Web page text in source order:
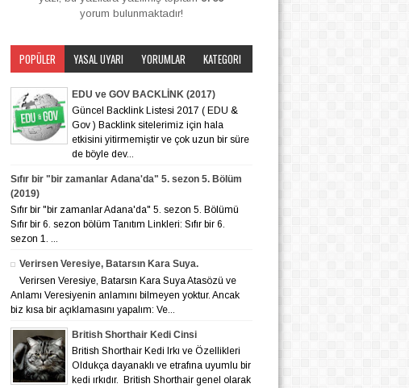
yorum bulunmaktadır!
POPÜLER YASAL UYARI YORUMLAR KATEGORI
EDU ve GOV BACKLİNK (2017)
Güncel Backlink Listesi 2017 ( EDU &
Gov ) Backlink sitelerimiz için hala
etkisini yitirmemiştir ve çok uzun bir süre
de böyle dev...
Sıfır bir "bir zamanlar Adana'da" 5. sezon 5. Bölüm
(2019)
Sıfır bir "bir zamanlar Adana'da" 5. sezon 5. Bölümü
Sıfır bir 6. sezon bölüm Tanıtım Linkleri: Sıfır bir 6.
sezon 1. ...
Verirsen Veresiye, Batarsın Kara Suya.
Verirsen Veresiye, Batarsın Kara Suya Atasözü ve
Anlamı Veresiyenin anlamını bilmeyen yoktur. Ancak
biz kısa bir açıklamasını yapalım: Ve...
British Shorthair Kedi Cinsi
British Shorthair Kedi Irkı ve Özellikleri
Oldukça dayanaklı ve etrafına uyumlu bir
kedi ırkıdır. British Shorthair genel olarak